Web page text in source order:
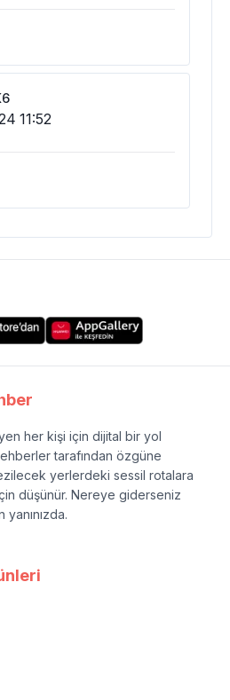
11:52
her kişi için dijital bir yol
tarafından özgüne
yerlerdeki sessil rotalara
düşünür. Nereye giderseniz